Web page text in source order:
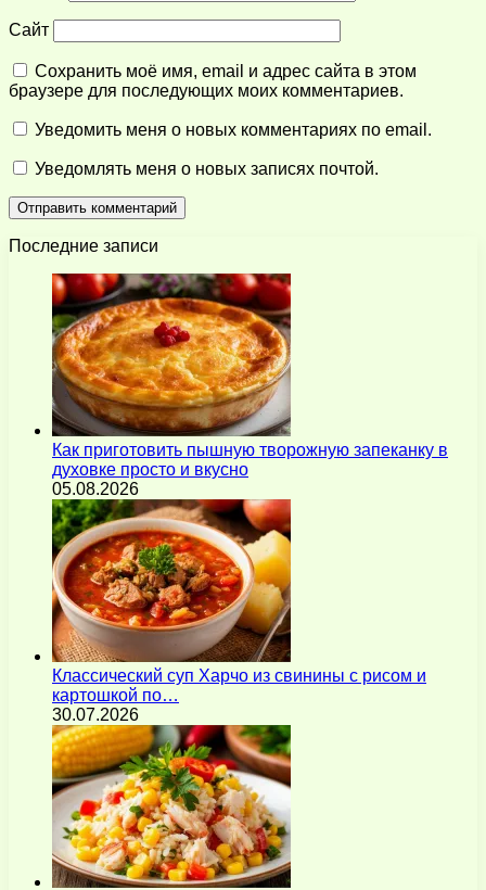
Сайт
Сохранить моё имя, email и адрес сайта в этом
браузере для последующих моих комментариев.
Уведомить меня о новых комментариях по email.
Уведомлять меня о новых записях почтой.
Последние записи
Как приготовить пышную творожную запеканку в
духовке просто и вкусно
05.08.2026
Классический суп Харчо из свинины с рисом и
картошкой по…
30.07.2026